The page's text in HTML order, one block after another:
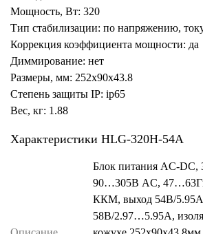
Мощность, Вт: 320
Тип стабилизации: по напряжению,
Коррекция коэффициента мощности: да
Диммирование: нет
Размеры, мм: 252x90x43.8
Степень защиты IP: ip65
Вес, кг: 1.88
Характеристики HLG-320H-54A
Блок питания AC-DC,
90…305В AC,
ККМ, выход 54В/
58В/2.97…5.95А,